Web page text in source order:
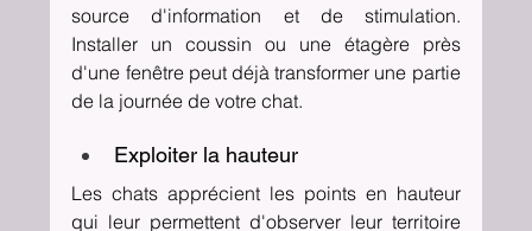
source d'information et de stimulation.
Installer un coussin ou une étagère près
d'une fenêtre peut déjà transformer une partie
de la journée de votre chat.
Exploiter la hauteur
Les chats apprécient les points en hauteur
qui leur permettent d'observer leur territoire